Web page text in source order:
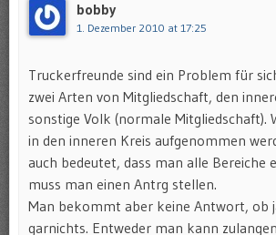
bobby
1. Dezember 2010 at 17:25
Truckerfreunde sind ein Problem für
zwei Arten von Mitgliedschaft, den
sonstige Volk (normale Mitgliedschaft).
in den inneren Kreis aufgenommen
auch bedeutet, dass man alle Bereiche
muss man einen Antrg stellen.
Man bekommt aber keine Antwort, ob
garnichts. Entweder man kann